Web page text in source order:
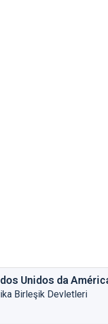
Unidos da
Birleşik Devletleri